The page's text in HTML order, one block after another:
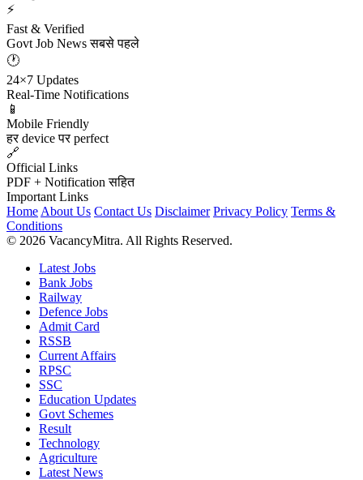
⚡
Fast & Verified
Govt Job News सबसे पहले
🕐
24×7 Updates
Real-Time Notifications
📱
Mobile Friendly
हर device पर perfect
🔗
Official Links
PDF + Notification सहित
Important Links
Home About Us Contact Us Disclaimer Privacy Policy Terms &
Conditions
© 2026 VacancyMitra. All Rights Reserved.
Latest Jobs
Bank Jobs
Railway
Defence Jobs
Admit Card
RSSB
Current Affairs
RPSC
SSC
Education Updates
Govt Schemes
Result
Technology
Agriculture
Latest News